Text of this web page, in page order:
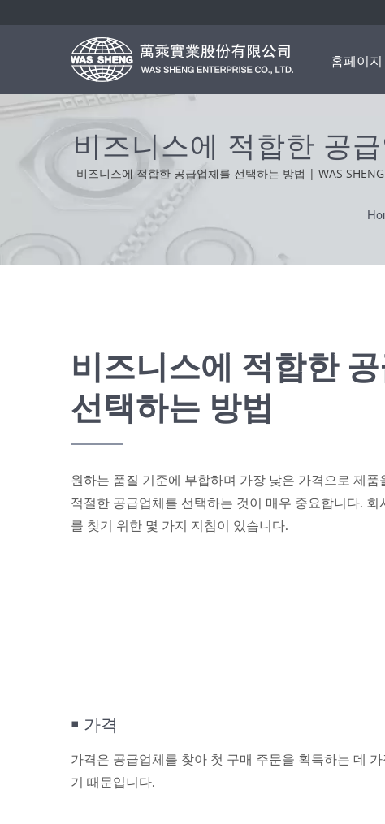
홈페이지
비즈니스에 적합한 공
비즈니스에 적합한 공급업체를 선택하는 방법 | WAS
지원을 바탕으로,
비즈니스에 적합한
선택하는 방법
원하는 품질 기준에 부합하며 가장 낮은 가격으로 제품
적절한 공급업체를 선택하는 것이 매우 중요합니다. 회
를 찾기 위한 몇 가지 지침이 있습니다.
￭ 가격
가격은 공급업체를 찾아 첫 구매 주문을 획득하는 데
기 때문입니다.